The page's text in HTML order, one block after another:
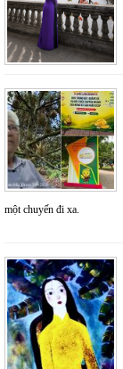
một chuyến đi xa.